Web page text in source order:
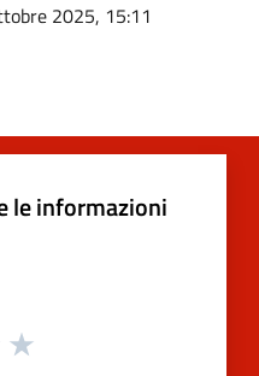
2025, 15:11
le informazioni